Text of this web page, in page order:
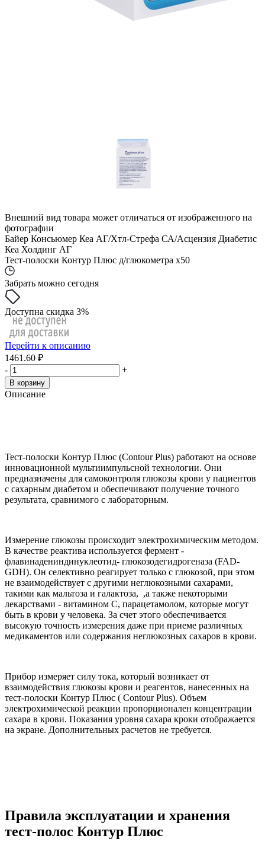
Внешний вид товара может отличаться от изображенного на
фотографии
Байер Консьюмер Кеа АГ/Хтл-Стрефа СА/Асцензия Диабетис
Кеа Холдинг АГ
Тест-полоски Контур Плюс д/глюкометра x50
Забрать можно сегодня
Доступна скидка 3%
Перейти к описанию
1461.60 ₽
-
+
В корзину
Описание
Тест-полоски Контур Плюс (Contour Plus) работают на основе
инновационной мультиимпульсной технологии. Они
предназначены для самоконтроля глюкозы крови у пациентов
с сахарным диабетом и обеспечивают получение точного
результата, сравнимого с лабораторным.
Измерение глюкозы происходит электрохимическим методом.
В качестве реактива используется фермент -
флавинадениндинуклеотид- глюкозодегидрогеназа (FAD-
GDH). Он селективно реагирует только с глюкозой, при этом
не взаимодействует с другими неглюкозными сахарами,
такими как мальтоза и галактоза, ,а также некоторыми
лекарствами - витамином С, парацетамолом, которые могут
быть в крови у человека. За счет этого обеспечивается
высокую точность измерения даже при приеме различных
медикаментов или содержания неглюкозных сахаров в крови.
Прибор измеряет силу тока, который возникает от
взаимодействия глюкозы крови и реагентов, нанесенных на
тест-полоски Контур Плюс ( Contour Plus). Объем
электрохимической реакции пропорционален концентрации
сахара в крови. Показания уровня сахара кроки отображается
на экране. Дополнительных расчетов не требуется.
Правила эксплуатации и хранения
тест-полос Контур Плюс